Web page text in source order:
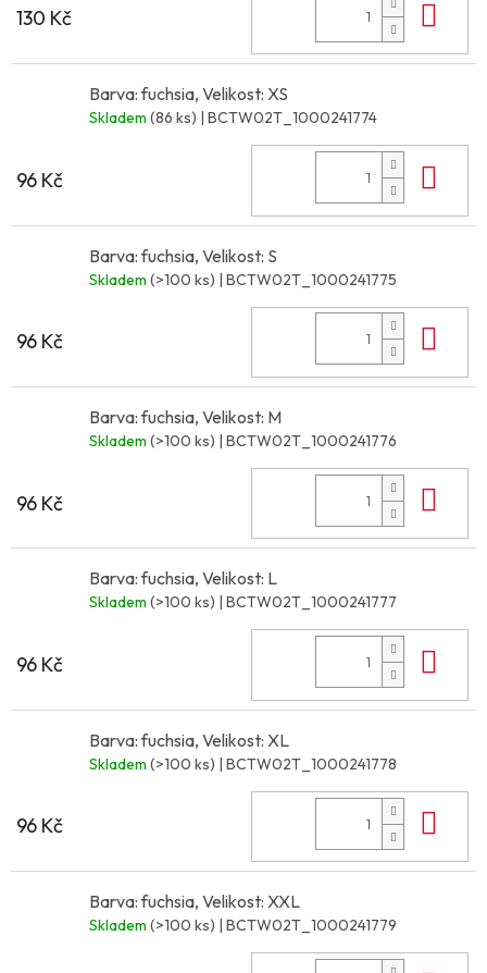
130 Kč
Barva: fuchsia, Velikost: XS
Skladem (86 ks) | BCTW02T_1000241774
96 Kč
Barva: fuchsia, Velikost: S
Skladem (>100 ks) | BCTW02T_1000241775
96 Kč
Barva: fuchsia, Velikost: M
Skladem (>100 ks) | BCTW02T_1000241776
96 Kč
Barva: fuchsia, Velikost: L
Skladem (>100 ks) | BCTW02T_1000241777
96 Kč
Barva: fuchsia, Velikost: XL
Skladem (>100 ks) | BCTW02T_1000241778
96 Kč
Barva: fuchsia, Velikost: XXL
Skladem (>100 ks) | BCTW02T_1000241779